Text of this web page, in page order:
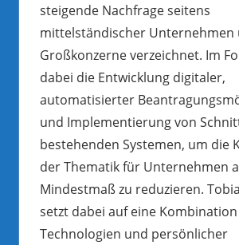
steigende Nachfrage seitens
mittelständischer Unternehmen
Großkonzerne verzeichnet. Im
dabei die Entwicklung digitaler,
automatisierter
und Implementierung von
bestehenden Systemen, um die
der Thematik für Unternehmen
Mindestmaß zu reduzieren.
setzt dabei auf eine
Technologien und persönlicher